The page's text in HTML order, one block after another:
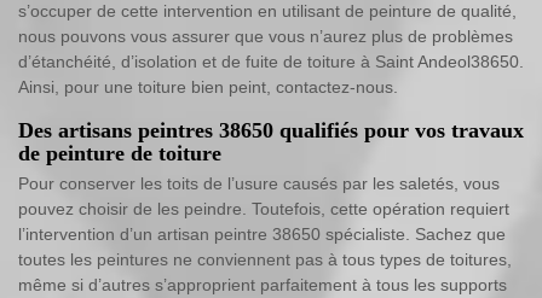
s’occuper de cette intervention en utilisant de peinture de qualité,
nous pouvons vous assurer que vous n’aurez plus de problèmes
d’étanchéité, d’isolation et de fuite de toiture à Saint Andeol38650.
Ainsi, pour une toiture bien peint, contactez-nous.
Des artisans peintres 38650 qualifiés pour vos travaux
de peinture de toiture
Pour conserver les toits de l’usure causés par les saletés, vous
pouvez choisir de les peindre. Toutefois, cette opération requiert
l’intervention d’un artisan peintre 38650 spécialiste. Sachez que
toutes les peintures ne conviennent pas à tous types de toitures,
même si d’autres s’approprient parfaitement à tous les supports